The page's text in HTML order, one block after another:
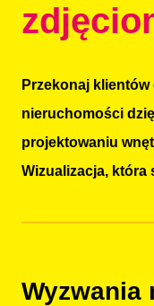
Przekonaj
nieruchomości
projektowaniu
Wizualizacja, która
Wyzwania